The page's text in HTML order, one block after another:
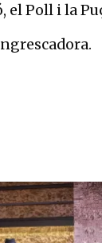
el Poll i la